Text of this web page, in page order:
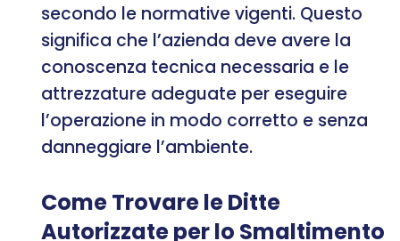
secondo le normative vigenti. Questo
significa che l’azienda deve avere la
conoscenza tecnica necessaria e le
attrezzature adeguate per eseguire
l’operazione in modo corretto e senza
danneggiare l’ambiente.
Come Trovare le Ditte
Autorizzate per lo Smaltimento